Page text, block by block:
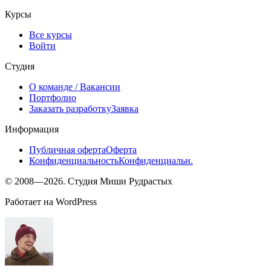
Курсы
Все курсы
Войти
Студия
О команде / Вакансии
Портфолио
Заказать разработкуЗаявка
Информация
Публичная офертаОферта
КонфиденциальностьКонфиденциальн.
© 2008—2026. Студия Миши Рудрастых
Работает на WordPress